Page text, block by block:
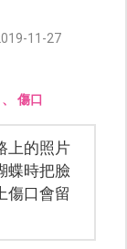
11-27
、傷口
上的照片
蝶時把臉
傷口會留